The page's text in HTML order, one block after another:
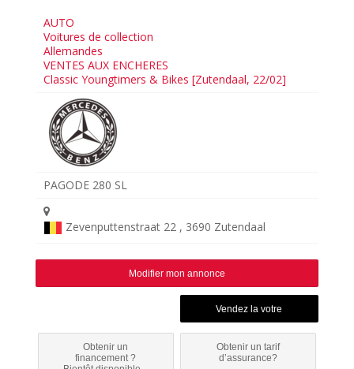
AUTO
Voitures de collection
Allemandes
VENTES AUX ENCHERES
Classic Youngtimers & Bikes [Zutendaal, 22/02]
PAGODE 280 SL
Zevenputtenstraat 22 , 3690 Zutendaal
Modifier mon annonce
Obtenir un
financement ?
Obtenir un tarif
d’assurance?